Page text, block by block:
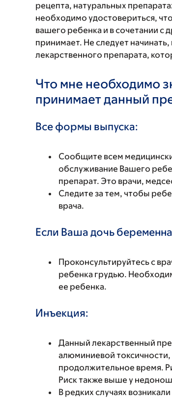
рецепта, натуральных
необходимо удостовериться,
вашего ребенка и в сочетании с
принимает. Не следует
лекарственного препарата,
Что мне необходимо
принимает данный
Все формы выпуска:
Сообщите всем
обслуживание Вашего
препарат. Это врачи,
Следите за тем, чтобы
врача.
Если Ваша дочь
Проконсультируйтесь с
ребенка грудью.
ее ребенка.
Инъекция:
Данный лекарственный
алюминиевой
продолжительное время.
Риск также выше у
В редких случаях